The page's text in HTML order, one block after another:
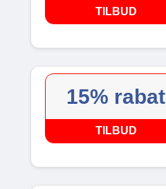
TILBUD
15% rabat
TILBUD